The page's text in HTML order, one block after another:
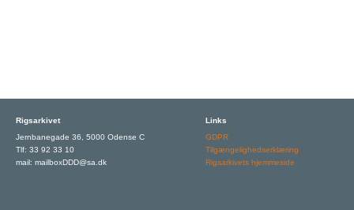
Rigsarkivet
Jernbanegade 36, 5000 Odense C
Tlf: 33 92 33 10
mail: mailboxDDD@sa.dk
Links
GDPR
Tilgængelighedserklæring
Rigsarkivets hjemmeside